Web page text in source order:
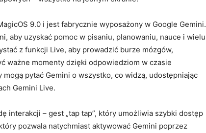
9.0 i jest fabrycznie wyposażony w Google Gemini.
aby uzyskać pomoc w pisaniu, planowaniu, nauce i wielu
z funkcji Live, aby prowadzić burze mózgów,
ważne momenty dzięki odpowiedziom w czasie
pytać Gemini o wszystko, co widzą, udostępniając
Gemini Live.
interakcji – gest „tap tap”, który umożliwia szybki dostęp
pozwala natychmiast aktywować Gemini poprzez